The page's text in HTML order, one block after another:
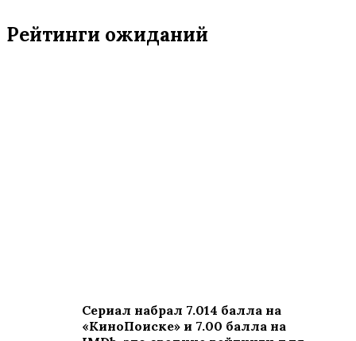
Рейтинги ожиданий
Сериал набрал 7.014 балла на
«КиноПоиске» и 7.00 балла на